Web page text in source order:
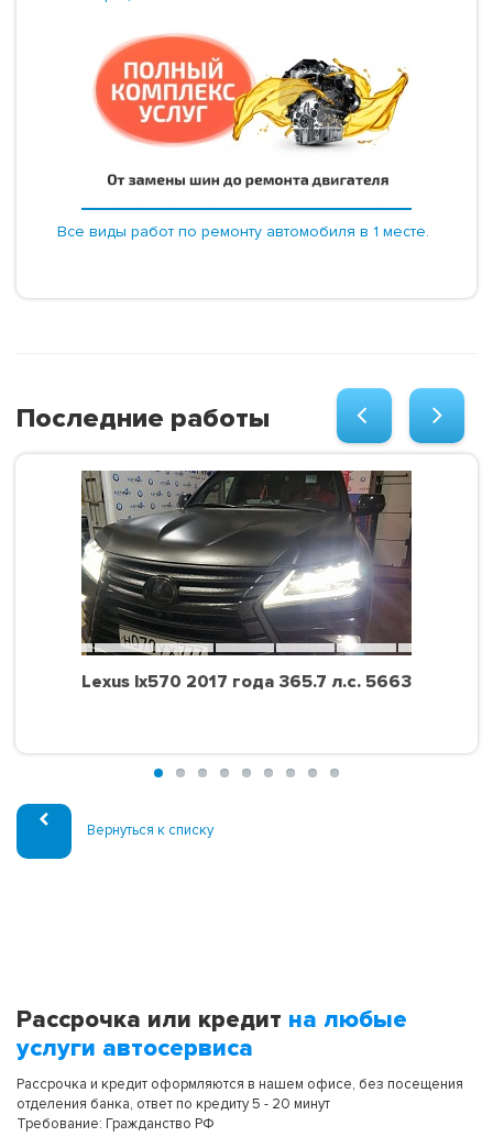
Все виды работ по ремонту автомобиля в 1 месте.
Последние работы
Lexus lx570 2017 года 365.7 л.с. 5663
Вернуться к списку
Рассрочка или кредит на любые
услуги автосервиса
Рассрочка и кредит оформляются в нашем офисе, без посещения
отделения банка, ответ по кредиту 5 - 20 минут
Требование: Гражданство РФ